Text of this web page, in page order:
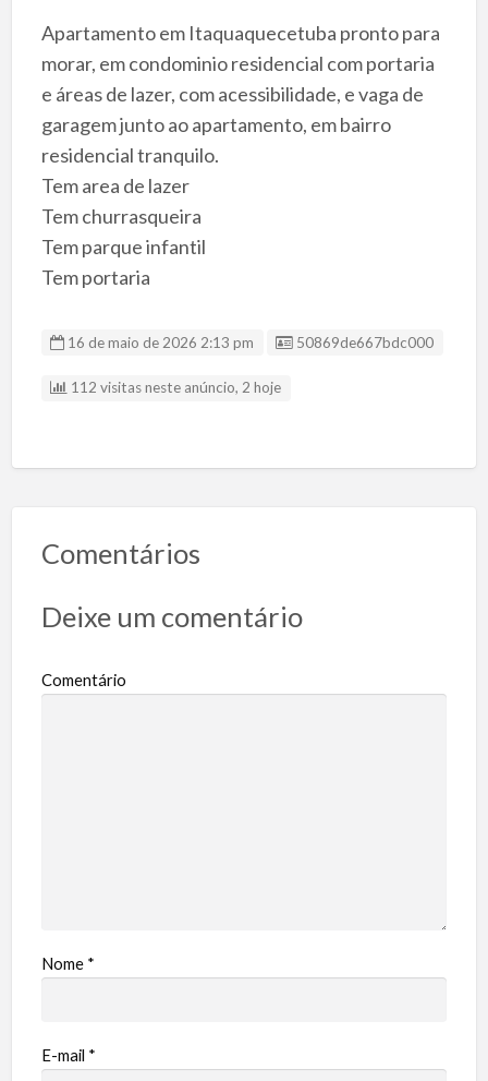
Apartamento em Itaquaquecetuba pronto para
morar, em condominio residencial com portaria
e áreas de lazer, com acessibilidade, e vaga de
garagem junto ao apartamento, em bairro
residencial tranquilo.
Tem area de lazer
Tem churrasqueira
Tem parque infantil
Tem portaria
16 de maio de 2026 2:13 pm Listing ID
50869de667bdc000
112 visitas neste anúncio, 2 hoje
Comentários
Deixe um comentário
Comentário
Nome *
E-mail *